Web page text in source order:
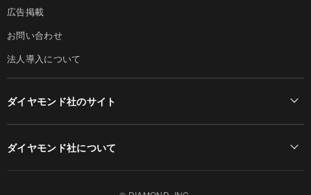
広告掲載
お問い合わせ
法人導入について
ダイヤモンド社のサイト
ダイヤモンド社について